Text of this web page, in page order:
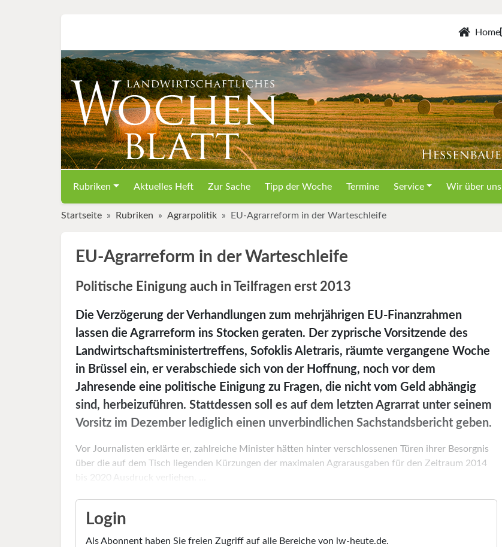
Home
Rubriken Aktuelles Heft Zur Sache Tipp der Woche Termine Service Wir über uns
Startseite Rubriken Agrarpolitik EU-Agrarreform in der Warteschleife
EU-Agrarreform in der Warteschleife
Politische Einigung auch in Teilfragen erst 2013
Die Verzögerung der Verhandlungen zum mehrjährigen EU-Finanzrahmen
lassen die Agrarreform ins Stocken geraten. Der zyprische Vorsitzende des
Landwirtschaftsministertreffens, Sofoklis Aletraris, räumte vergangene Woche
in Brüssel ein, er verabschiede sich von der Hoffnung, noch vor dem
Jahresende eine politische Einigung zu Fragen, die nicht vom Geld abhängig
sind, herbeizuführen. Stattdessen soll es auf dem letzten Agrarrat unter seinem
Vorsitz im Dezember lediglich einen unverbindlichen Sachstandsbericht geben.
Vor Journalisten erklärte er, zahlreiche Minister hätten hinter verschlossenen Türen ihrer Besorgnis
über die auf dem Tisch liegenden Kürzungen der maximalen Agrarausgaben für den Zeitraum 2014
bis 2020 Ausdruck verliehen. ...
Login
Als Abonnent haben Sie freien Zugriff auf alle Bereiche von lw-heute.de.